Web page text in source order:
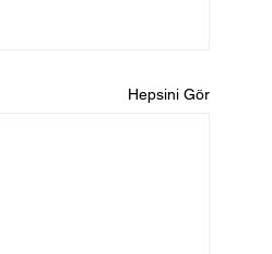
Hepsini Gör